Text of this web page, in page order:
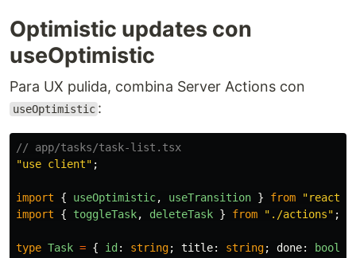
Optimistic updates con
useOptimistic
Para UX pulida, combina Server Actions con
useOptimistic :
// app/tasks/task-list.tsx
"use client" ;
import { useOptimistic, useTransition } from "react
import
{ toggleTask, deleteTask } from " ./actions" ;
type Task = { id : string; title: string; done: